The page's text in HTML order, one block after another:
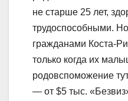
не старше 25 лет,
трудоспособными.
гражданами Коста-
только когда их
родовспоможение
— от $5 тыс.